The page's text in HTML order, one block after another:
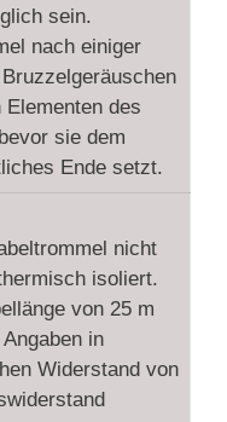
sein.
nach einiger
des
sie dem
Ende setzt.
nicht
isoliert.
von 25 m
in
Widerstand von